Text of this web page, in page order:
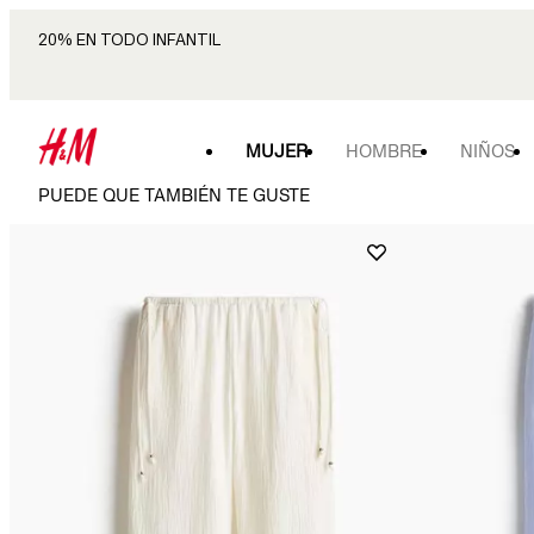
20% EN TODO INFANTIL
MUJER HOMBRE NIÑOS
PUEDE QUE TAMBIÉN TE GUSTE